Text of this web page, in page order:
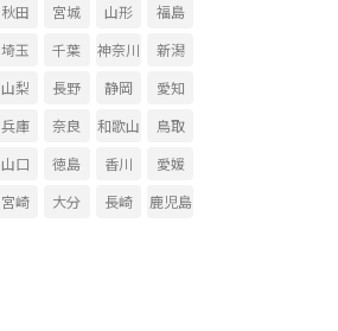
秋田 宮城 山形
福島
埼玉 千葉 神奈川
新潟
山梨 長野 静岡
愛知
兵庫 奈良 和歌山
鳥取
山口 徳島 香川
愛媛
宮崎 大分 長崎
鹿児島